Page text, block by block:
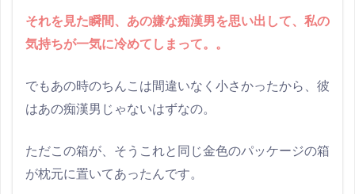
それを見た瞬間、あの嫌な痴漢男を思い出して、私の
気持ちが一気に冷めてしまって。。
でもあの時のちんこは間違いなく小さかったから、彼
はあの痴漢男じゃないはずなの。
ただこの箱が、そうこれと同じ金色のパッケージの箱
が枕元に置いてあったんです。